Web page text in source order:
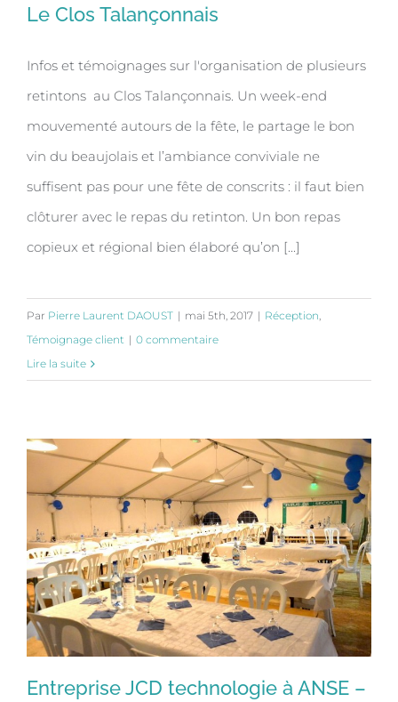
Nord de Lyon: Où fêter le retinton –
Le Clos Talançonnais
Le Clos Talançonnais
Infos et témoignages sur l'organisation de plusieurs
retintons au Clos Talançonnais. Un week-end
mouvementé autours de la fête, le partage le bon
vin du beaujolais et l’ambiance conviviale ne
suffisent pas pour une fête de conscrits : il faut bien
clôturer avec le repas du retinton. Un bon repas
copieux et régional bien élaboré qu’on [...]
Par Pierre Laurent DAOUST | mai 5th, 2017 | Réception,
Témoignage client | 0 commentaire
Lire la suite
Entreprise JCD technologie à ANSE –